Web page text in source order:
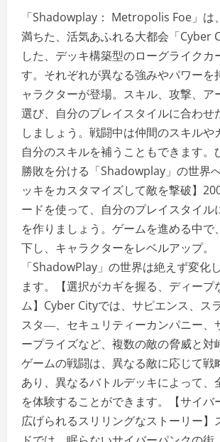
「Shadowplay： Metropolis Foe」は
満ちた、活気あふれる大都会「Cyber
した、デッキ構築型のローグライクカ
す。それぞれが異なる強みやパワーを
ャラクターが登場。スキル、攻撃、ア
選び、自分のプレイスタイルに合わせ
しましょう。戦闘中は仲間のスキルや
自分のスキルを補うこともできます。
勝敗を分ける「Shadowplay」の世界
ッキをカスタマイズして敵を撃破】
ードを使って、自分のプレイスタイル
を作りましょう。ゲームを進める中で
下し、キャラクターをレベルアップ。
「ShadowPlay」の世界は絶えず変化
ます。【選択がカギを握る、ディープ
ム】Cyber Cityでは、サピエンス、ス
スタ―、セキュリティーカンパニー、
ープライズなど、複数の敵の脅威と対
ゲームの戦闘は、異なる敵に応じて戦
あり、異なるバトルデッキによって、
を体験することができます。【サイバ
広げられるスリリングなストーリー】